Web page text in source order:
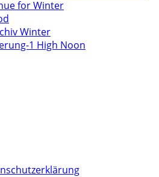
for Winter
Winter
1 High Noon